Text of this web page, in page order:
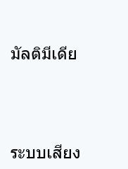
มัลติมีเดีย
ระบบเสียง